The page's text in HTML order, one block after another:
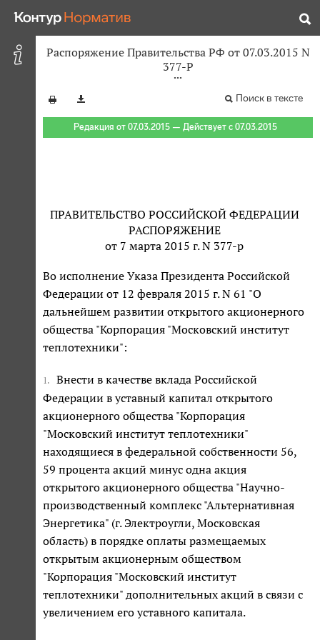
Распоряжение Правительства РФ от 07.03.2015 N
377-Р
Поиск в тексте
Редакция от 07.03.2015 — Действует с 07.03.2015
ПРАВИТЕЛЬСТВО РОССИЙСКОЙ ФЕДЕРАЦИИ
РАСПОРЯЖЕНИЕ
от 7 марта 2015 г. N 377-р
Во исполнение Указа Президента Российской
Федерации от 12 февраля 2015 г. N 61 "О
дальнейшем развитии открытого акционерного
общества "Корпорация "Московский институт
теплотехники":
1.
Внести в качестве вклада Российской
Федерации в уставный капитал открытого
акционерного общества "Корпорация
"Московский институт теплотехники"
находящиеся в федеральной собственности 56,
59 процента акций минус одна акция
открытого акционерного общества "Научно-
производственный комплекс "Альтернативная
Энергетика" (г. Электроугли, Московская
область) в порядке оплаты размещаемых
открытым акционерным обществом
"Корпорация "Московский институт
теплотехники" дополнительных акций в связи с
увеличением его уставного капитала.